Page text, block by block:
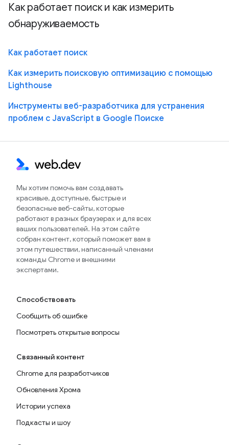
Как работает поиск и как измерить
обнаруживаемость
Как работает поиск
Как измерить поисковую оптимизацию с помощью
Lighthouse
Инструменты веб-разработчика для устранения
проблем с JavaScript в Google Поиске
Мы хотим помочь вам создавать
красивые, доступные, быстрые и
безопасные веб-сайты, которые
работают в разных браузерах и для всех
ваших пользователей. На этом сайте
собран контент, который поможет вам в
этом путешествии, написанный членами
команды Chrome и внешними
экспертами.
Способствовать
Сообщить об ошибке
Посмотреть открытые вопросы
Связанный контент
Chrome для разработчиков
Обновления Хрома
Истории успеха
Подкасты и шоу